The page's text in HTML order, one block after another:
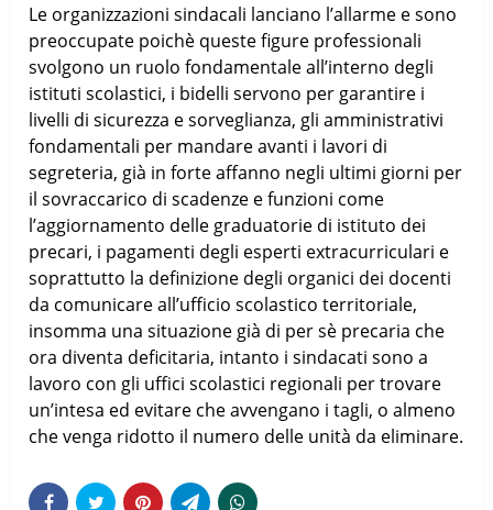
Le organizzazioni sindacali lanciano l’allarme e sono
preoccupate poichè queste figure professionali
svolgono un ruolo fondamentale all’interno degli
istituti scolastici, i bidelli servono per garantire i
livelli di sicurezza e sorveglianza, gli amministrativi
fondamentali per mandare avanti i lavori di
segreteria, già in forte affanno negli ultimi giorni per
il sovraccarico di scadenze e funzioni come
l’aggiornamento delle graduatorie di istituto dei
precari, i pagamenti degli esperti extracurriculari e
soprattutto la definizione degli organici dei docenti
da comunicare all’ufficio scolastico territoriale,
insomma una situazione già di per sè precaria che
ora diventa deficitaria, intanto i sindacati sono a
lavoro con gli uffici scolastici regionali per trovare
un’intesa ed evitare che avvengano i tagli, o almeno
che venga ridotto il numero delle unità da eliminare.